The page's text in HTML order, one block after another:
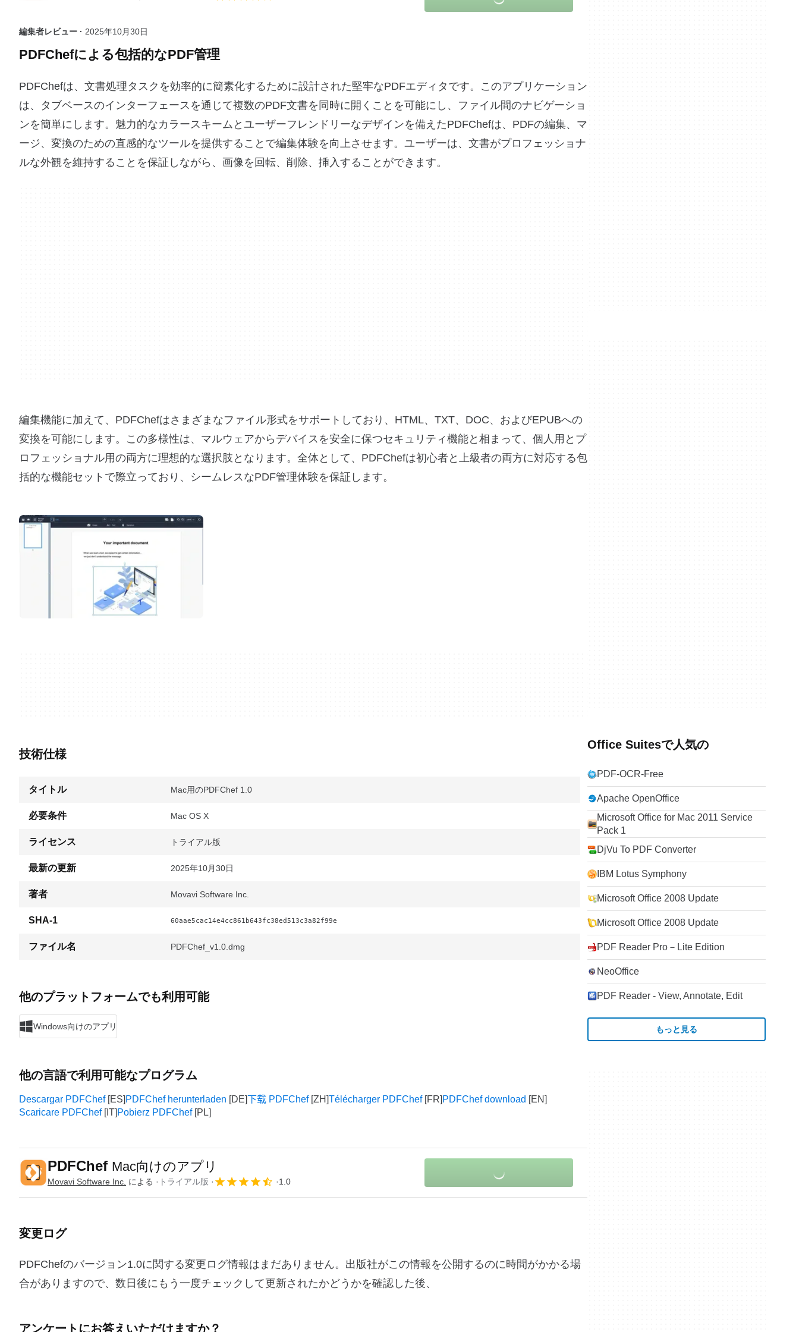
編集者レビュー · 2025年10月30日
PDFChefによる包括的なPDF管理
PDFChefは、文書処理タスクを効率的に簡素化するために設計された堅牢なPDFエディタです。このアプリケーション
は、タブベースのインターフェースを通じて複数のPDF文書を同時に開くことを可能にし、ファイル間のナビゲーショ
ンを簡単にします。魅力的なカラースキームとユーザーフレンドリーなデザインを備えたPDFChefは、PDFの編集、マ
ージ、変換のための直感的なツールを提供することで編集体験を向上させます。ユーザーは、文書がプロフェッショナ
ルな外観を維持することを保証しながら、画像を回転、削除、挿入することができます。
編集機能に加えて、PDFChefはさまざまなファイル形式をサポートしており、HTML、TXT、DOC、およびEPUBへの
変換を可能にします。この多様性は、マルウェアからデバイスを安全に保つセキュリティ機能と相まって、個人用とプ
ロフェッショナル用の両方に理想的な選択肢となります。全体として、PDFChefは初心者と上級者の両方に対応する包
括的な機能セットで際立っており、シームレスなPDF管理体験を保証します。
技術仕様
タイトル Mac用のPDFChef 1.0
必要条件 Mac OS X
ライセンス トライアル版
最新の更新 2025年10月30日
著者 Movavi Software Inc.
SHA-1 60aae5cac14e4cc861b643fc38ed513c3a82f99e
ファイル名 PDFChef_v1.0.dmg
他のプラットフォームでも利用可能
Windows向けのアプリ
他の言語で利用可能なプログラム
Descargar PDFChef PDFChef herunterladen 下载 PDFChef Télécharger PDFChef
PDFChef download
Scaricare PDFChef
Pobierz PDFChef
PDFChef Mac向けのアプリ
Movavi Software Inc. による トライアル版 1.0
変更ログ
PDFChefのバージョン1.0に関する変更ログ情報はまだありません。出版社がこの情報を公開するのに時間がかかる場
合がありますので、数日後にもう一度チェックして更新されたかどうかを確認した後、
アンケートにお答えいただけますか？
Office Suitesで人気の
PDF-OCR-Free
Apache OpenOffice
Microsoft Office for Mac 2011 Service
Pack 1
DjVu To PDF Converter
IBM Lotus Symphony
Microsoft Office 2008 Update
Microsoft Office 2008 Update
PDF Reader Pro－Lite Edition
NeoOffice
PDF Reader - View, Annotate, Edit
もっと見る